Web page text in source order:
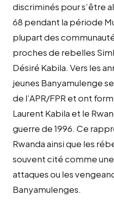
discriminés pour s’être
68 pendant la période
plupart des
proches de rebelles
Désiré Kabila. Vers les
jeunes Banyamulenge
de l’APR/FPR et ont
Laurent Kabila et le
guerre de 1996. Ce
Rwanda ainsi que les
souvent cité comme
attaques ou les
Banyamulenges.